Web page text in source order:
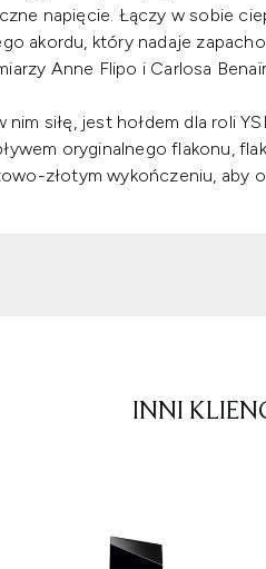
napięcie. Łączy w sobie
akordu, który nadaje
Anne Flipo i Carlosa
siłę, jest hołdem dla roli
oryginalnego flakonu,
złotym wykończeniu, aby
INNI